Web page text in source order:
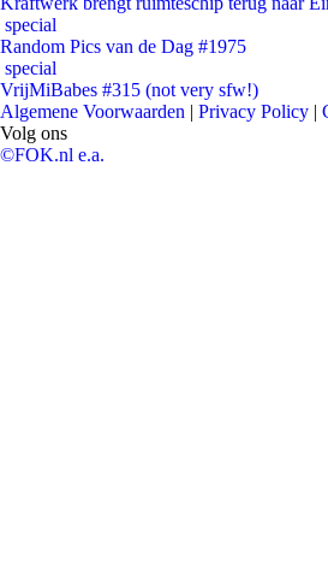
special
Random Pics van de Dag #1975
special
VrijMiBabes #315 (not very sfw!)
Algemene Voorwaarden | Privacy Policy |
Volg ons
©FOK.nl e.a.